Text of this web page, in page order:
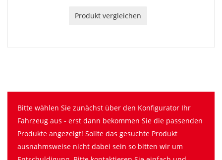
Produkt vergleichen
Bitte wählen Sie zunächst über den Konfigurator Ihr
Fahrzeug aus - erst dann bekommen Sie die passenden
Produkte angezeigt! Sollte das gesuchte Produkt
ausnahmsweise nicht dabei sein so bitten wir um